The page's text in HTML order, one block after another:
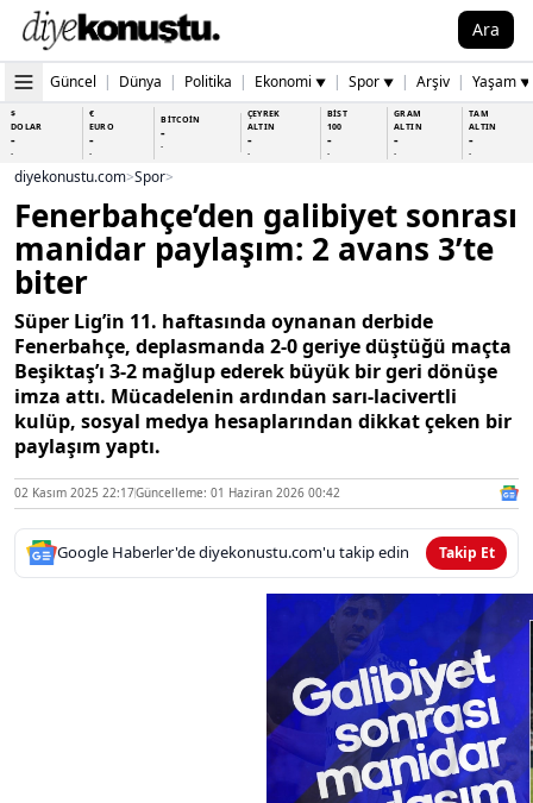
Ara
Güncel | Dünya | Politika | Ekonomi ▼ | Spor ▼ | Arşiv | Yaşam ▼
$
DOLAR
-
-
€
EURO
-
-
BİTCOİN
-
-
ÇEYREK
ALTIN
-
-
BİST
100
-
-
GRAM
ALTIN
-
-
TAM
ALTIN
-
-
diyekonustu.com>Spor>
Fenerbahçe’den galibiyet sonrası
manidar paylaşım: 2 avans 3’te
biter
Süper Lig’in 11. haftasında oynanan derbide
Fenerbahçe, deplasmanda 2-0 geriye düştüğü maçta
Beşiktaş’ı 3-2 mağlup ederek büyük bir geri dönüşe
imza attı. Mücadelenin ardından sarı-lacivertli
kulüp, sosyal medya hesaplarından dikkat çeken bir
paylaşım yaptı.
02 Kasım 2025 22:17Güncelleme: 01 Haziran 2026 00:42
Google Haberler'de diyekonustu.com'u takip edin Takip Et